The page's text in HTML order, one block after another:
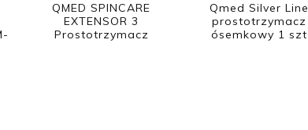
QMED SPINCARE
EXTENSOR 3
Prostotrzymacz
Qmed Silver Line
prostotrzymacz
ósemkowy 1 szt